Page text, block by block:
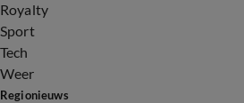
Royalty
Sport
Tech
Weer
Regionieuws